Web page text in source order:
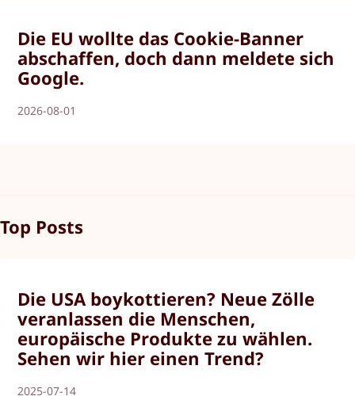
Die EU wollte das Cookie-Banner
abschaffen, doch dann meldete sich
Google.
2026-08-01
Top Posts
Die USA boykottieren? Neue Zölle
veranlassen die Menschen,
europäische Produkte zu wählen.
Sehen wir hier einen Trend?
2025-07-14